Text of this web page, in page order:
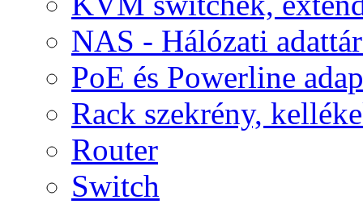
NAS - Hálózati
PoE és Powerline
Rack szekrény,
Router
Switch